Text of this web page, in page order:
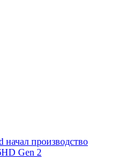
начал производство
Gen 2